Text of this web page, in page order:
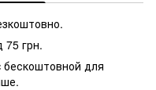
75 грн.
бескоштовной для